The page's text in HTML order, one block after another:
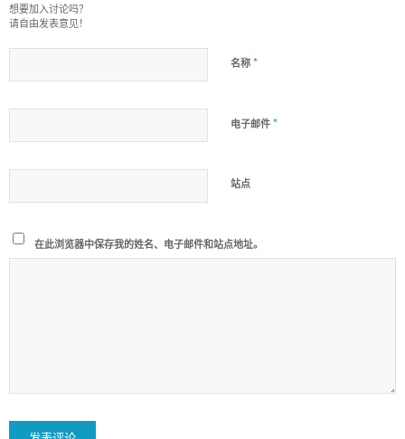
想要加入讨论吗？
请自由发表意见！
名称 *
电子邮件 *
站点
在此浏览器中保存我的姓名、电子邮件和站点地址。